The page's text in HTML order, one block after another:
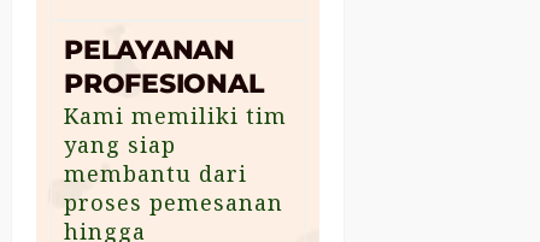
PELAYANAN
PROFESIONAL
Kami memiliki tim
yang siap
membantu dari
proses pemesanan
hingga